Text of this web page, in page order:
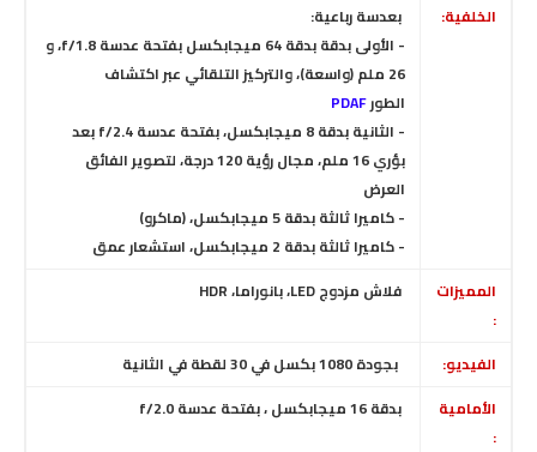
الخلفية:
بعدسة رباعية:
- الأولى بدقة بدقة 64 ميجابكسل بفتحة عدسة f/1.8، و
26 ملم (واسعة)،
والتركيز التلقائي عبر اكتشاف
الطورPDAF
- الثانية بدقة 8 ميجابكسل، بفتحة عدسة f/2.4 بعد
بؤري 16 ملم، مجال رؤية 120 درجة،
لتصوير الفائق
العرض
- كاميرا ثالثة بدقة 5 ميجابكسل، (ماكرو)
- كاميرا ثالثة بدقة 2 ميجابكسل، استشعار عمق
المميزات
:
فلاش مزدوج LED، بانوراما، HDR
الفيديو:
بجودة 1080 بكسل في 30 لقطة في الثانية
الأمامية
:
بدقة 16 ميجابكسل ، بفتحة عدسة f/2.0